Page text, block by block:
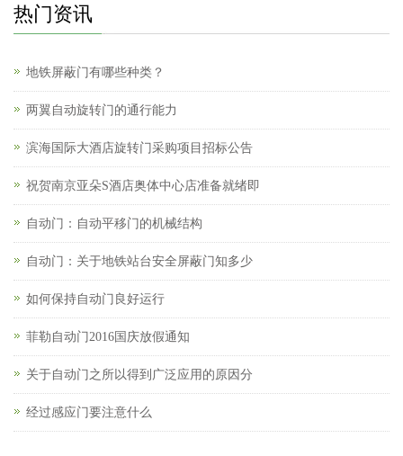
热门资讯
地铁屏蔽门有哪些种类？
两翼自动旋转门的通行能力
滨海国际大酒店旋转门采购项目招标公告
祝贺南京亚朵S酒店奥体中心店准备就绪即
自动门：自动平移门的机械结构
自动门：关于地铁站台安全屏蔽门知多少
如何保持自动门良好运行
菲勒自动门2016国庆放假通知
关于自动门之所以得到广泛应用的原因分
经过感应门要注意什么